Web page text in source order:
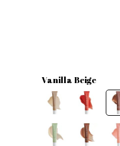
Vanilla Beige